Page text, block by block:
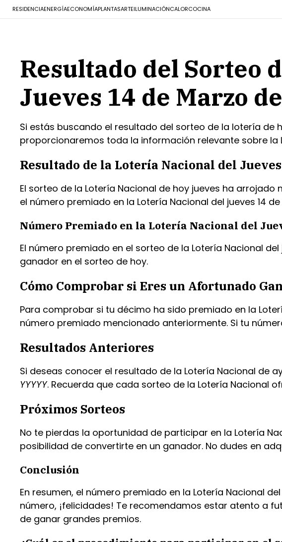
RESIDENCIAENERGÍAECONOMÍAPLANTASARTEILUMINACIÓNCALORCOCINA
Resultado del Sorteo
Jueves 14 de Marzo
Si estás buscando el resultado del sorteo de la lotería de
proporcionaremos toda la información relevante sobre la
Resultado de la Lotería Nacional del Jueves
El sorteo de la Lotería Nacional de hoy jueves ha
el número premiado en la Lotería Nacional del jueves 14
Número Premiado en la Lotería Nacional del
El número premiado en el sorteo de la Lotería Nacional
ganador en el sorteo de hoy.
Cómo Comprobar si Eres un Afortunado
Para comprobar si tu décimo ha sido premiado en la
número premiado mencionado anteriormente. Si tu
Resultados Anteriores
Si deseas conocer el resultado de la Lotería Nacional de
YYYYY. Recuerda que cada sorteo de la Lotería Nacional
Próximos Sorteos
No te pierdas la oportunidad de participar en la Lotería
posibilidad de convertirte en un ganador. No dudes en
Conclusión
En resumen, el número premiado en la Lotería Nacional
número, ¡felicidades! Te recomendamos estar atento a
de ganar grandes premios.